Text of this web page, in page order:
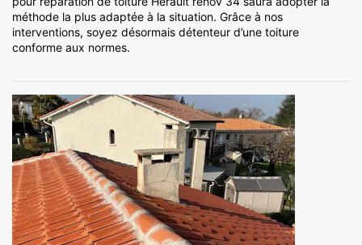
méthode la plus adaptée à la situation. Grâce à nos
interventions, soyez désormais détenteur d’une toiture
conforme aux normes.